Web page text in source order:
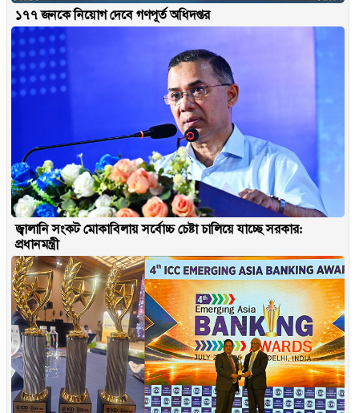
১৭৭ জনকে নিয়োগ দেবে গণপূর্ত অধিদপ্তর
জ্বালানি সংকট মোকাবিলায় সর্বোচ্চ চেষ্টা চালিয়ে যাচ্ছে সরকার:
প্রধানমন্ত্রী